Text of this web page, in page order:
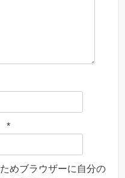
*
めブラウザーに自分の